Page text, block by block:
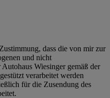
dass die von mir zur
und nicht
Autohaus Wiesingergemäß der
verarbeitet werden
für die Zusendung des